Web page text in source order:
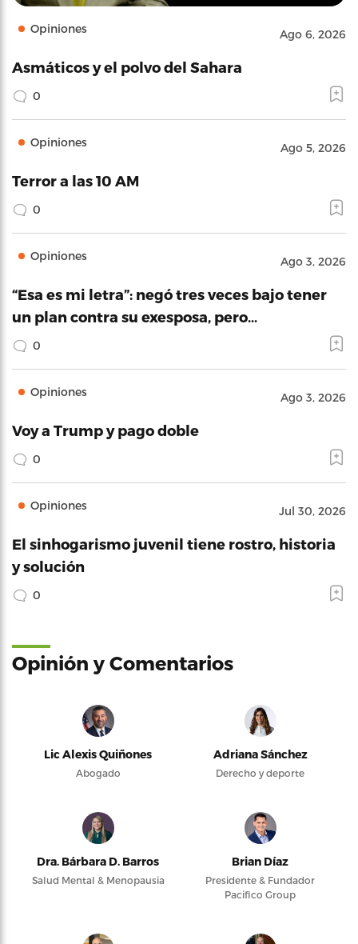
Opiniones Ago 6, 2026
Asmáticos y el polvo del Sahara
0
Opiniones Ago 5, 2026
Terror a las 10 AM
0
Opiniones Ago 3, 2026
“Esa es mi letra”: negó tres veces bajo tener
un plan contra su exesposa, pero…
0
Opiniones Ago 3, 2026
Voy a Trump y pago doble
0
Opiniones Jul 30, 2026
El sinhogarismo juvenil tiene rostro, historia
y solución
0
Opinión y Comentarios
Lic Alexis Quiñones
Abogado
Adriana Sánchez
Derecho y deporte
Dra. Bárbara D. Barros
Salud Mental & Menopausia
Brian Díaz
Presidente & Fundador
Pacifico Group